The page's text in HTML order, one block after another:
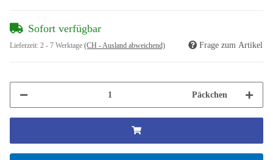
Sofort verfügbar
Lieferzeit: 2 - 7 Werktage (CH - Ausland abweichend) Frage zum Artikel
Päckchen